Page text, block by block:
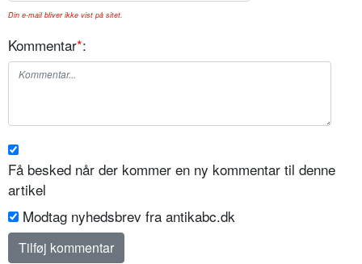
Din e-mail bliver ikke vist på sitet.
Kommentar*:
Få besked når der kommer en ny kommentar til denne
artikel
Modtag nyhedsbrev fra antikabc.dk